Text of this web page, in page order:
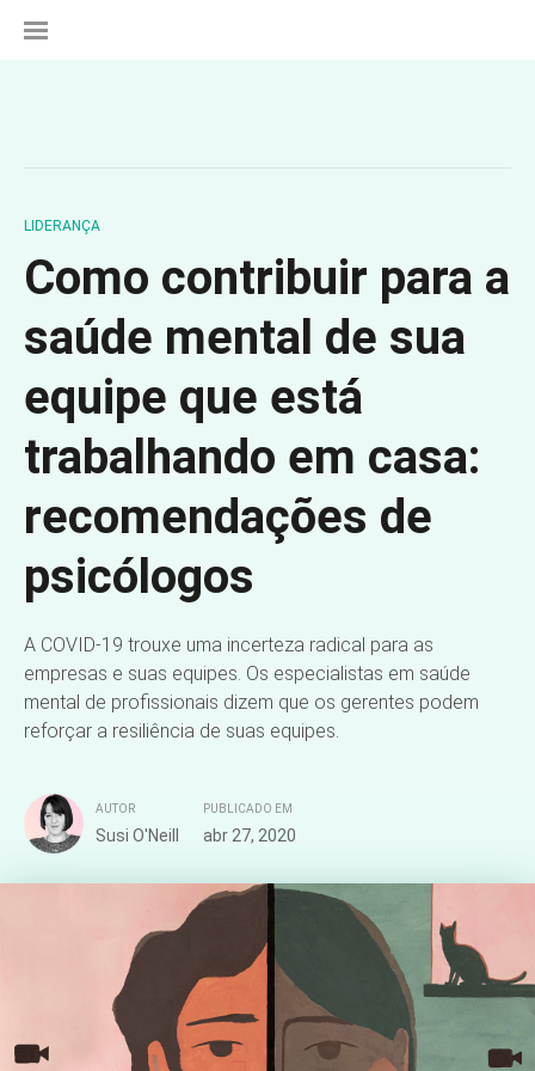
LIDERANÇA
Como contribuir para a
saúde mental de sua
equipe que está
trabalhando em casa:
recomendações de
psicólogos
A COVID-19 trouxe uma incerteza radical para as
empresas e suas equipes. Os especialistas em saúde
reforçar a resiliência de suas equipes.
AUTOR
Susi O'Neill
PUBLICADO EM
abr 27, 2020